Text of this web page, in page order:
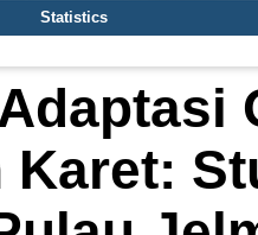
Statistics
Karet: